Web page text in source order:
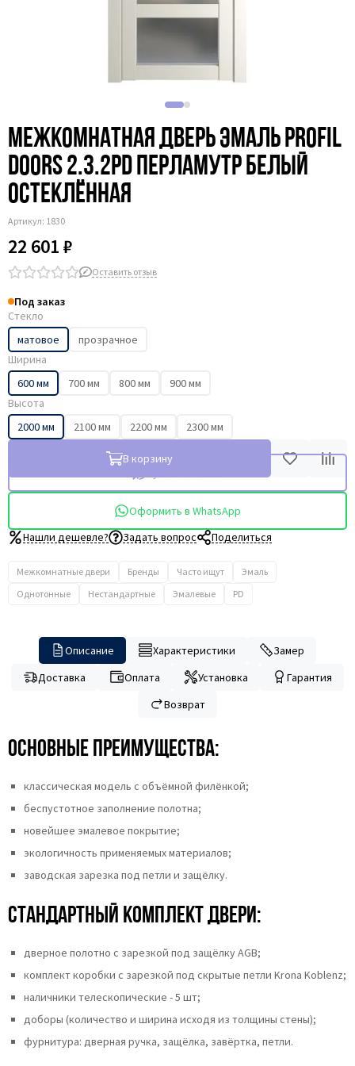
Межкомнатная дверь эмаль Profil
Doors 2.3.2PD перламутр белый
остеклённая
Артикул: 1830
22 601 ₽
Оставить отзыв
Под заказ
Стекло
матовое
прозрачное
Ширина
600 мм
700 мм 800 мм
900 мм
Высота
2000 мм
2100 мм 2200 мм 2300 мм
В корзину
Оформить в WhatsApp
Нашли дешевле?
Задать вопрос Поделиться
Межкомнатные двери Бренды Часто ищут
Эмаль
Однотонные
Нестандартные Эмалевые PD
Описание Характеристики
Замер
Доставка
Оплата Установка
Гарантия
Возврат
Основные преимущества:
классическая модель с объёмной филёнкой;
беспустотное заполнение полотна;
новейшее эмалевое покрытие;
экологичность применяемых материалов;
заводская зарезка под петли и защёлку.
Стандартный комплект двери:
дверное полотно с зарезкой под защёлку AGB;
комплект коробки с зарезкой под скрытые петли Krona Koblenz;
наличники телескопические - 5 шт;
доборы (количество и ширина исходя из толщины стены);
фурнитура: дверная ручка, защёлка, завёртка, петли.